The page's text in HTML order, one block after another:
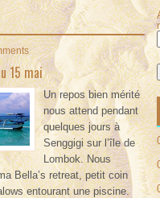
15 mai
Un repos bien mérité
nous attend pendant
quelques jours à
Senggigi sur l’île de
Lombok. Nous
Bella’s retreat, petit coin
entourant une piscine.